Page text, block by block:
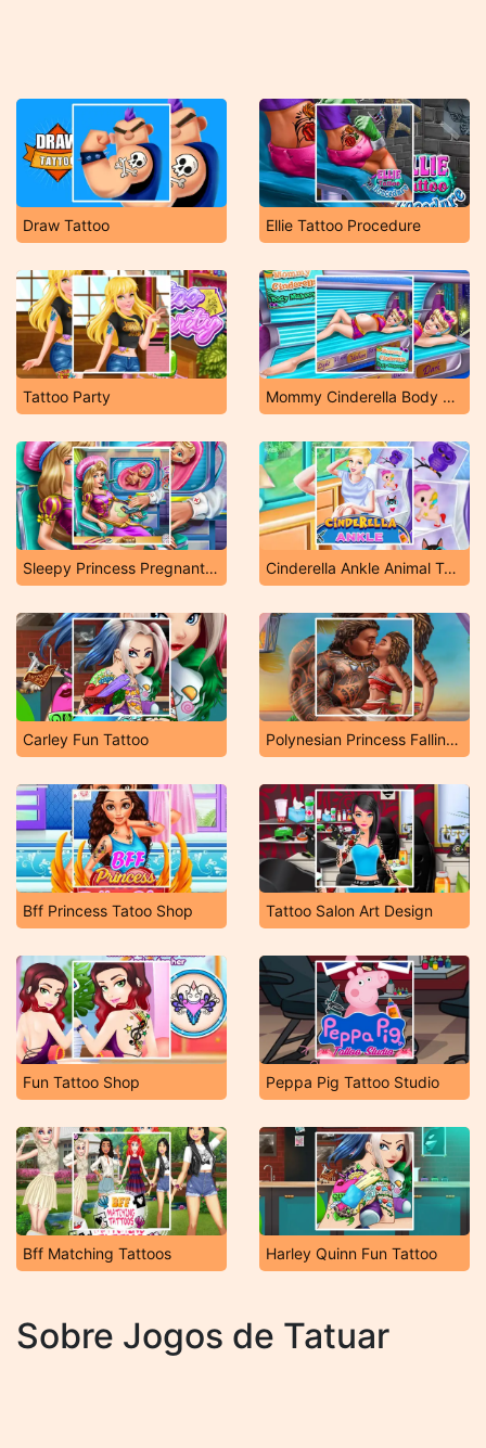
Draw Tattoo Ellie Tattoo Procedure
Tattoo Party Mommy Cinderella Body Makeover
Sleepy Princess Pregnant Check Up Cinderella Ankle Animal Tattoo
Carley Fun Tattoo Polynesian Princess Falling in Love
Bff Princess Tatoo Shop Tattoo Salon Art Design
Fun Tattoo Shop Peppa Pig Tattoo Studio
Bff Matching Tattoos Harley Quinn Fun Tattoo
Sobre Jogos de Tatuar